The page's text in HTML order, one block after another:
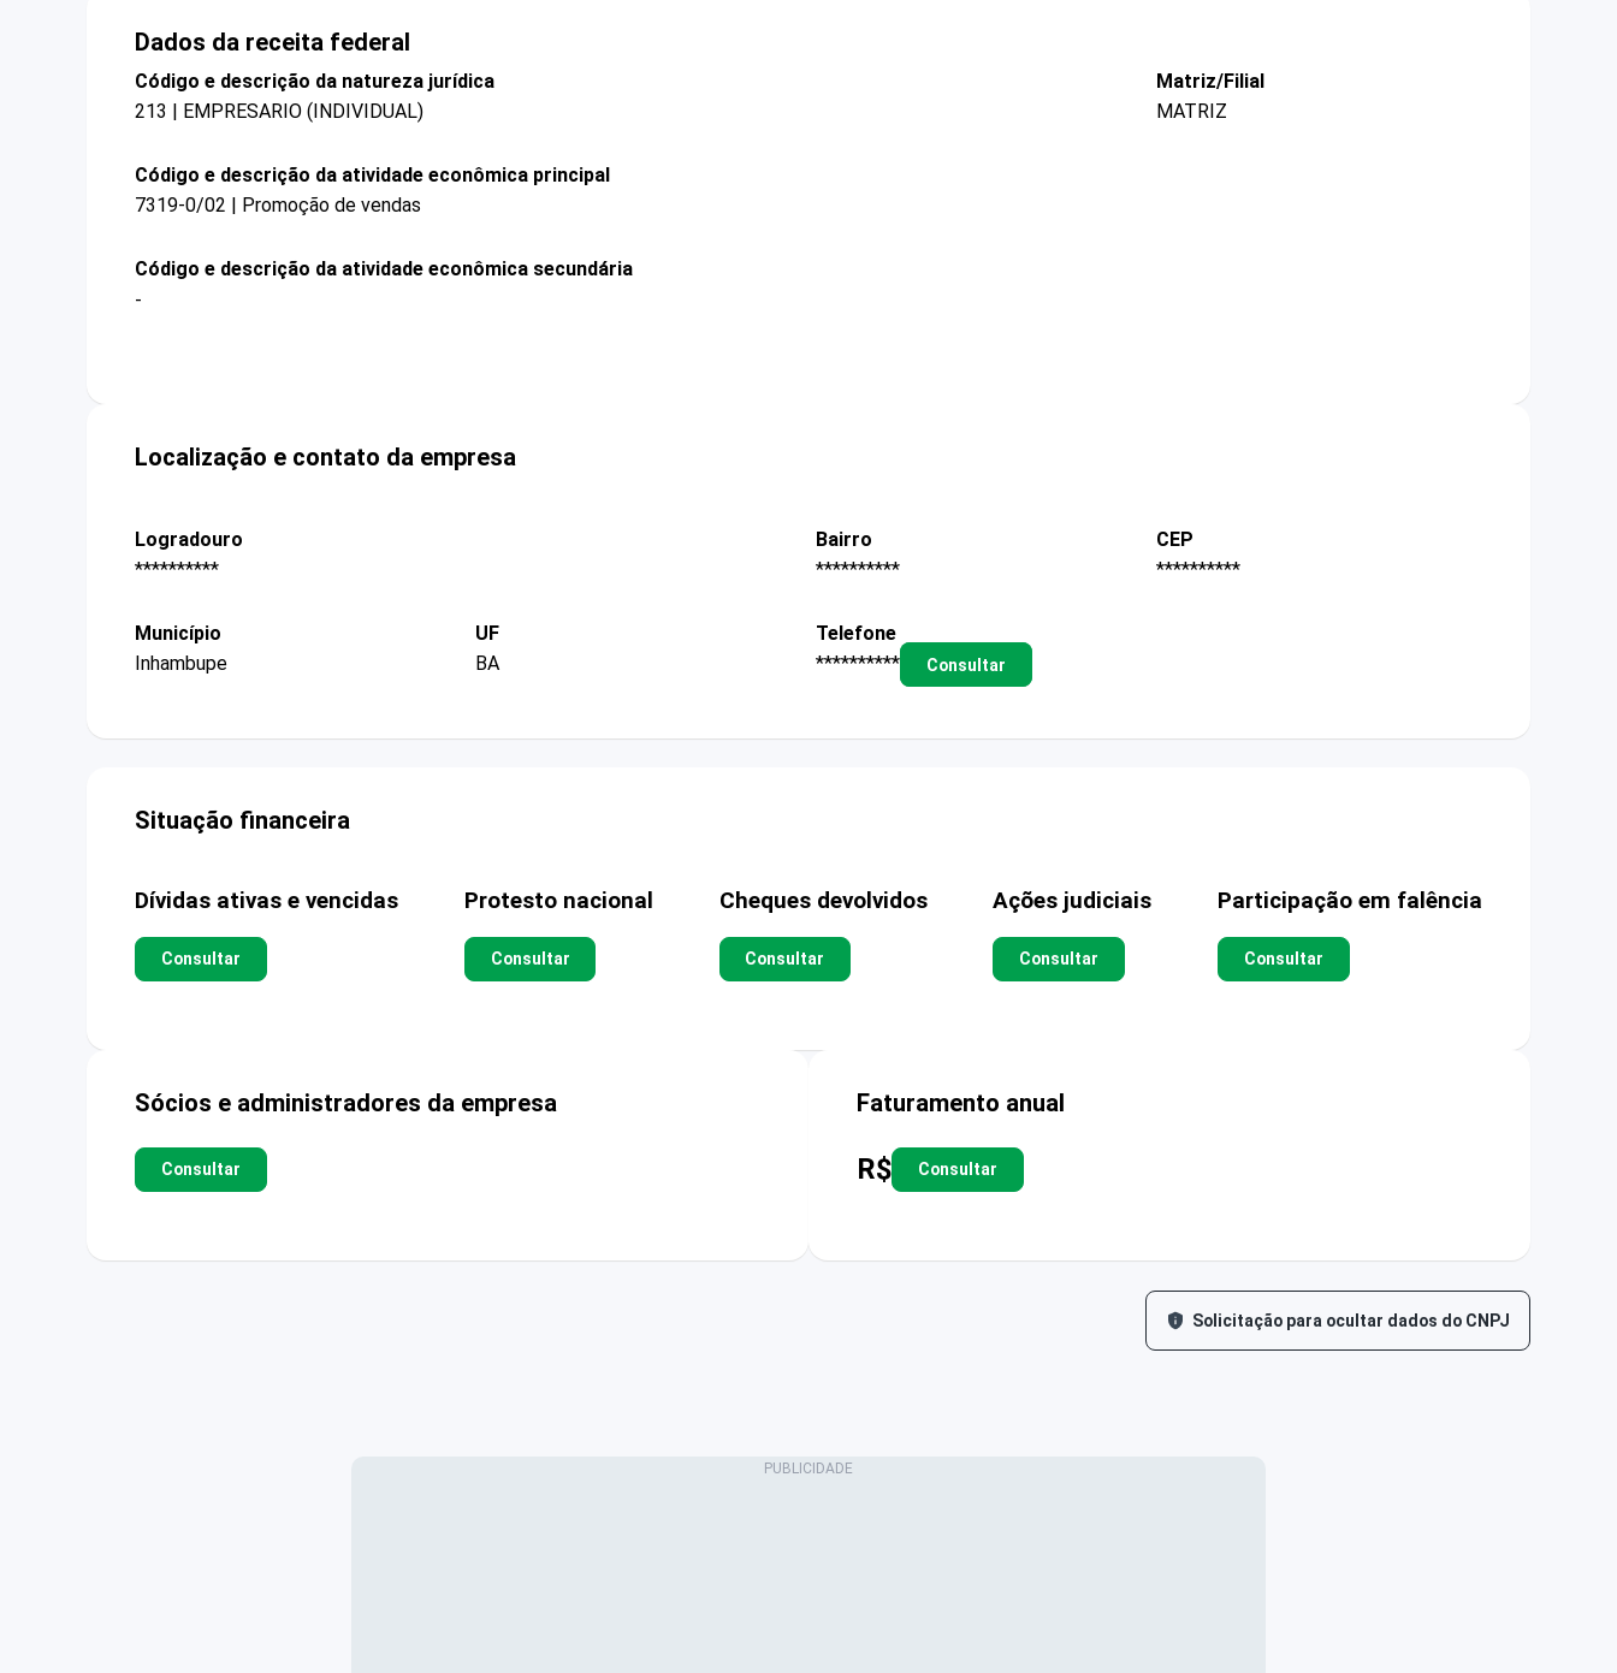
Dados da receita federal
Código e descrição da natureza jurídica
213 | EMPRESARIO (INDIVIDUAL)
Matriz/Filial
MATRIZ
Código e descrição da atividade econômica principal
7319-0/02 | Promoção de vendas
Código e descrição da atividade econômica secundária
-
Localização e contato da empresa
Logradouro
**********
Bairro
**********
CEP
**********
Município
Inhambupe
UF
BA
Telefone
**********
Consultar
Situação financeira
Dívidas ativas e vencidas
Consultar
Protesto nacional
Consultar
Cheques devolvidos
Consultar
Ações judiciais
Consultar
Participação em falência
Consultar
Sócios e administradores da empresa
Consultar
Faturamento anual
R$ Consultar
Solicitação para ocultar dados do CNPJ